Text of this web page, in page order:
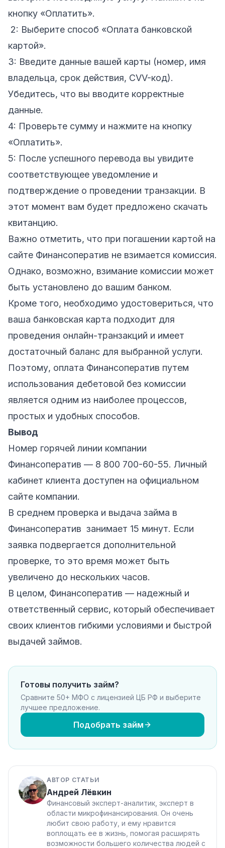
кнопку «Оплатить».
2: Выберите способ «Оплата банковской
картой».
3: Введите данные вашей карты (номер, имя
владельца, срок действия, CVV-код).
Убедитесь, что вы вводите корректные
данные.
4: Проверьте сумму и нажмите на кнопку
«Оплатить».
5: После успешного перевода вы увидите
соответствующее уведомление и
подтверждение о проведении транзакции. В
этот момент вам будет предложено скачать
квитанцию.
Важно отметить, что при погашении картой на
сайте Финансоператив не взимается комиссия.
Однако, возможно, взимание комиссии может
быть установлено до вашим банком.
Кроме того, необходимо удостовериться, что
ваша банковская карта подходит для
проведения онлайн-транзакций и имеет
достаточный баланс для выбранной услуги.
Поэтому, оплата Финансоператив путем
использования дебетовой без комиссии
является одним из наиболее процессов,
простых и удобных способов.
Вывод
Номер горячей линии компании
Финансоператив — 8 800 700-60-55. Личный
кабинет клиента доступен на официальном
сайте компании.
В среднем проверка и выдача займа в
Финансоператив занимает 15 минут. Если
заявка подвергается дополнительной
проверке, то это время может быть
увеличено до нескольких часов.
В целом, Финансоператив — надежный и
ответственный сервис, который обеспечивает
своих клиентов гибкими условиями и быстрой
выдачей займов.
Готовы получить займ?
Сравните 50+ МФО с лицензией ЦБ РФ и выберите
лучшее предложение.
Подобрать займ
АВТОР СТАТЬИ
Андрей Лёвкин
Финансовый эксперт-аналитик, эксперт в
области микрофинансирования. Он очень
любит свою работу, и ему нравится
воплощать ее в жизнь, помогая расширять
возможности большего количества людей с